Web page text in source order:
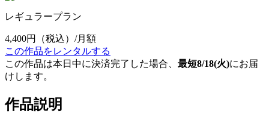
レギュラープラン
4,400円
（税込）/月額
この作品をレンタルする
この作品は本日中に決済完了した場合、 最短8/18(火)にお届
けします。
作品説明